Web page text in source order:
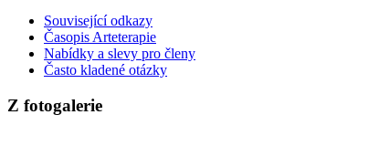
Související odkazy
Časopis Arteterapie
Nabídky a slevy pro členy
Často kladené otázky
Z fotogalerie